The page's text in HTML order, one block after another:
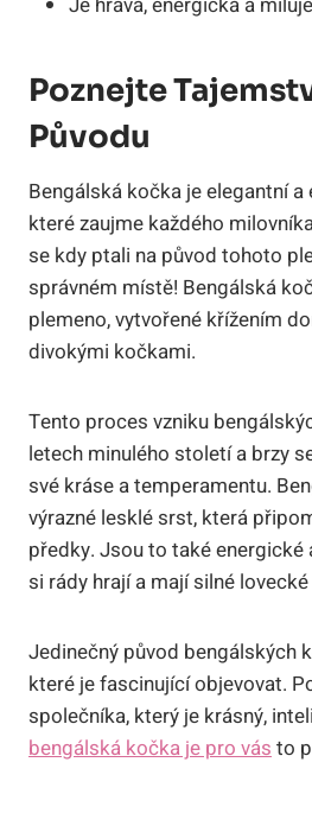
Poznejte
Původu
Bengálská kočka je elegantní
které zaujme každého
se kdy ptali na původ tohoto
správném místě! Bengálská
plemeno, vytvořené křížením
divokými kočkami.
Tento proces vzniku
letech minulého století a brzy
své kráse a temperamentu.
výrazné lesklé srst, která
předky. Jsou to také energické
si rády hrají a mají silné
Jedinečný původ bengálských
které je fascinující objevovat.
společníka, který je krásný,
bengálská kočka je pro vás to